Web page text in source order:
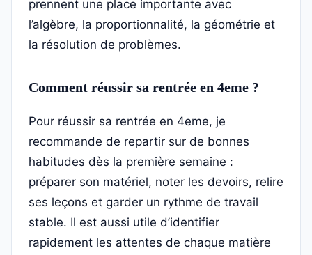
prennent une place importante avec
l’algèbre, la proportionnalité, la géométrie et
la résolution de problèmes.
Comment réussir sa rentrée en 4eme ?
Pour réussir sa rentrée en 4eme, je
recommande de repartir sur de bonnes
habitudes dès la première semaine :
préparer son matériel, noter les devoirs, relire
ses leçons et garder un rythme de travail
stable. Il est aussi utile d’identifier
rapidement les attentes de chaque matière